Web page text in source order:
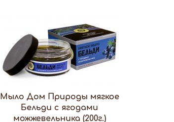
Мыло Дом Природы мягкое
Бельди с ягодами
можжевельника (200г.)